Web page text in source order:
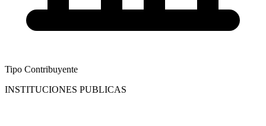
Tipo Contribuyente
INSTITUCIONES PUBLICAS